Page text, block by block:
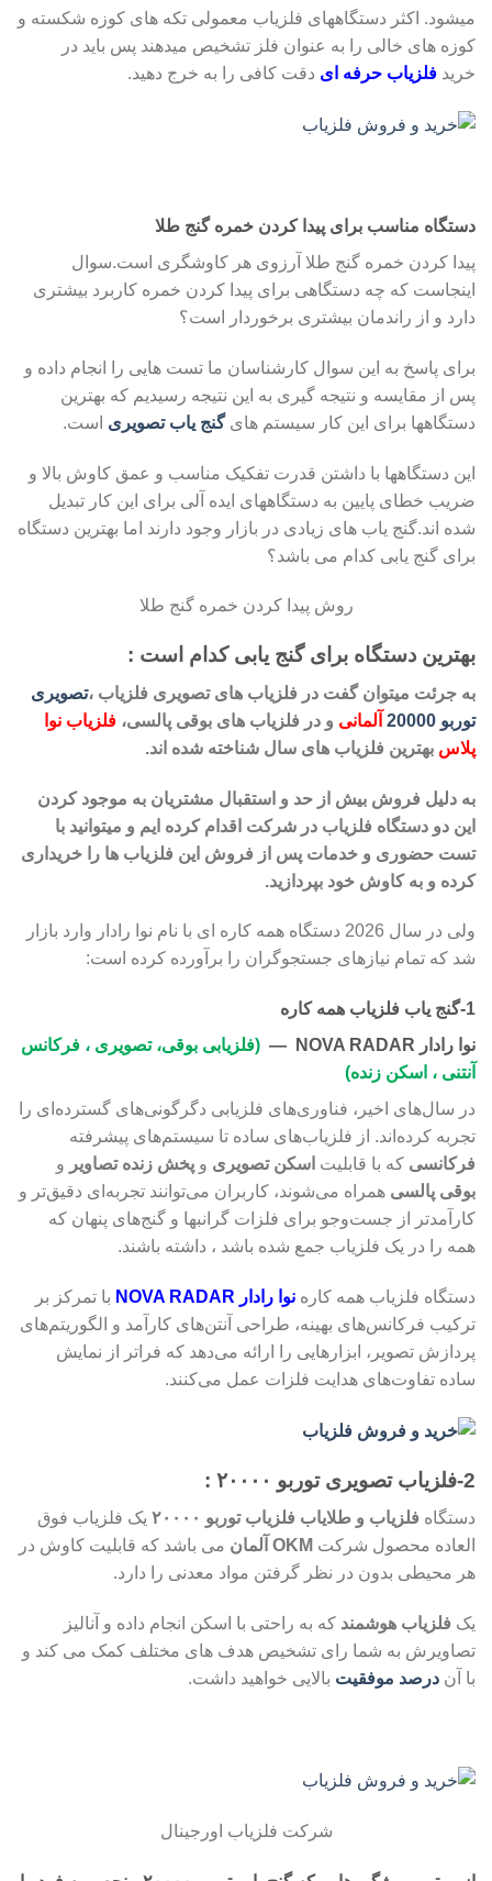
میشود. اکثر دستگاههای فلزیاب معمولی تکه های کوزه شکسته و
کوزه های خالی را به عنوان فلز تشخیص میدهند پس باید در
خرید فلزیاب حرفه ای دقت کافی را به خرج دهید.
دستگاه مناسب برای پیدا کردن خمره گنج طلا
پیدا کردن خمره گنج طلا آرزوی هر کاوشگری است.سوال
اینجاست که چه دستگاهی برای پیدا کردن خمره کاربرد بیشتری
دارد و از راندمان بیشتری برخوردار است؟
برای پاسخ به این سوال کارشناسان ما تست هایی را انجام داده و
پس از مقایسه و نتیجه گیری به این نتیجه رسیدیم که بهترین
دستگاهها برای این کار سیستم هایگنج یاب تصویری است.
این دستگاهها با داشتن قدرت تفکیک مناسب و عمق کاوش بالا و
ضریب خطای پایین به دستگاههای ایده آلی برای این کار تبدیل
شده اند.گنج یاب های زیادی در بازار وجود دارند اما بهترین دستگاه
برای گنج یابی کدام می باشد؟
روش پیدا کردن خمره گنج طلا
بهترین دستگاه برای گنج یابی کدام است :
به جرئت میتوان گفت در فلزیاب های تصویری فلزیاب ،تصویری
توربو 20000
آلمانی و در فلزیاب های بوقی پالسی، فلزیاب نوا
پلاس بهترین فلزیاب های سال شناخته شده اند.
به دلیل فروش بیش از حد و استقبال مشتریان به موجود کردن
این دو دستگاه فلزیاب در شرکت اقدام کرده ایم و میتوانید با
تست حضوری و خدمات پس از فروش این فلزیاب ها را خریداری
کرده و به کاوش خود بپردازید.
ولی در سال 2026 دستگاه همه کاره ای با نام نوا رادار وارد بازار
شد که تمام نیازهای جستجوگران را برآورده کرده است:
1-گنج یاب فلزیاب همه کاره
نوا رادار NOVA RADAR
—
(فلزیابی بوقی، تصویری ، فرکانس
آنتنی ، اسکن زنده)
در سال‌های اخیر، فناوری‌های فلزیابی دگرگونی‌های گسترده‌ای را
تجربه کرده‌اند. از فلزیاب‌های ساده تا سیستم‌های پیشرفته
فرکانسی که با قابلیت اسکن تصویری و پخش زنده تصاویر و
بوقی پالسی همراه می‌شوند، کاربران می‌توانند تجربه‌ای دقیق‌تر و
کارآمدتر از جست‌وجو برای فلزات گرانبها و گنج‌های پنهان که
همه را در یک فلزیاب جمع شده باشد ، داشته باشند.
دستگاه فلزیاب همه کاره نوا رادار NOVA RADAR
با تمرکز بر
ترکیب فرکانس‌های بهینه، طراحی آنتن‌های کارآمد و الگوریتم‌های
پردازش تصویر، ابزارهایی را ارائه می‌دهد که فراتر از نمایش
ساده تفاوت‌های هدایت فلزات عمل می‌کنند.
2- فلزیاب تصویری توربو ۲۰۰۰۰ :
دستگاه فلزیاب و طلایاب فلزیاب توربو ۲۰۰۰۰
یک فلزیاب فوق
العاده محصول شرکت OKM آلمان
می باشد که قابلیت کاوش در
هر محیطی بدون در نظر گرفتن مواد معدنی را دارد.
یک فلزیاب هوشمند که به راحتی با اسکن انجام داده و آنالیز
تصاویرش به شما رای تشخیص هدف های مختلف کمک می کند و
با آن درصد موفقیت بالایی خواهید داشت.
شرکت فلزیاب اورجینال